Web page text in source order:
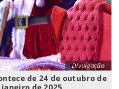
Divulgação
de 24 de outubro de
de 2025